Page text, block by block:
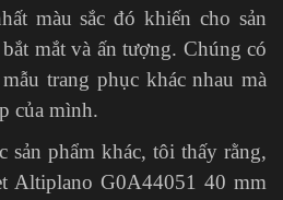
màu sắc đó khiến cho sản
mắt và ấn tượng. Chúng có
trang phục khác nhau mà
của mình.
sản phẩm khác, tôi thấy rằng,
Altiplano G0A44051 40 mm